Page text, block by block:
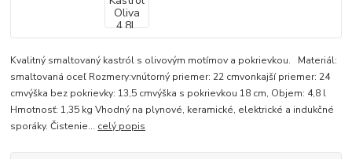
Kvalitný smaltovaný kastról s olivovým motímov a pokrievkou. Materiál:
smaltovaná oceľ Rozmery:vnútorný priemer: 22 cmvonkajší priemer: 24
cmvýška bez pokrievky: 13,5 cmvýška s pokrievkou 18 cm, Objem: 4,8 l
Hmotnosť: 1,35 kg Vhodný na plynové, keramické, elektrické a indukčné
sporáky. Čistenie... celý popis